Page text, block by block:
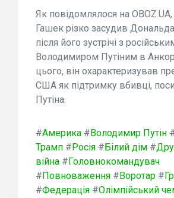
Як повідомлялося на
Гашек різко засудив
після його зустрічі з
Володимиром Путіним в
цього, він охарактеризував
США як підтримку вбивці,
Путіна.
#Америка #Володимир Путін
Трамп #Росія #Білий дім #
війна #Головнокомандувач
#Повноваження #Воротар #
#Федерація #Олімпійський